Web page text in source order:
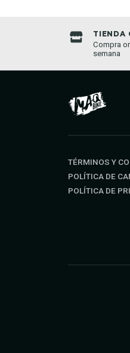
TIENDA
Compra
semana
TÉRMINOS Y
POLÍTICA DE
POLÍTICA DE